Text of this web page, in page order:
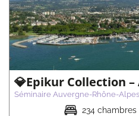
💎Epikur Collection –
Séminaire Auvergne-Rhône-Alpes
234 chambres
💎Domaine
Séminaire Auvergne-Rhône-